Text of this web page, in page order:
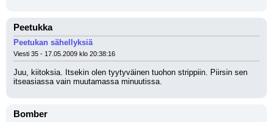
Peetukka
Peetukan sähellyksiä
Viesti 35 - 17.05.2009 klo 20:38:16
Juu, kiitoksia. Itsekin olen tyytyväinen tuohon strippiin. Piirsin sen
itseasiassa vain muutamassa minuutissa.
Bomber